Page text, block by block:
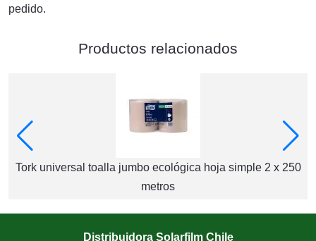
pedido.
Productos relacionados
Tork universal toalla jumbo ecológica hoja simple 2 x 250
metros
Distribuidora Solarfilm Chile